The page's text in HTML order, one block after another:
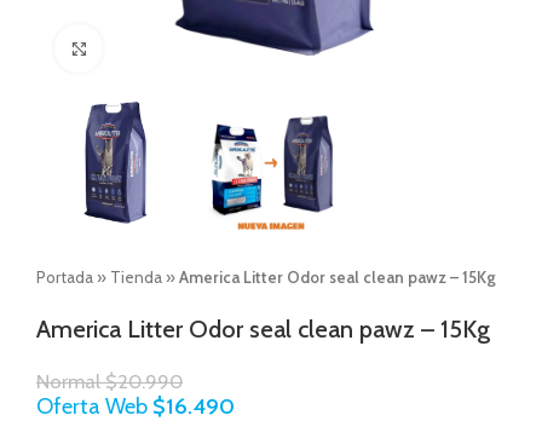
Portada » Tienda »America Litter Odor seal clean pawz – 15Kg
America Litter Odor seal clean pawz – 15Kg
Normal$20.990
Oferta Web $16.490